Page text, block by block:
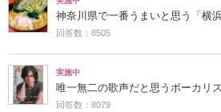
神奈川県で一番うまいと思う「横
回答数：8505
実施中
唯一無二の歌声だと思うボーカリ
回答数：8079